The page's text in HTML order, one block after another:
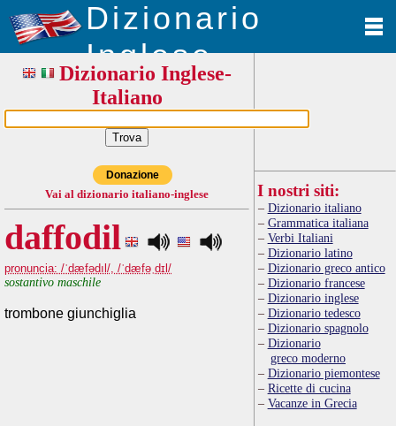
Dizionario
Inglese
Dizionario Inglese-
Italiano
Donazione
Vai al dizionario italiano-inglese
daffodil
pronuncia: /ˈdæfədıl/, /ˈdæfəˌdɪl/
sostantivo maschile
trombone giunchiglia
I nostri siti:
Dizionario italiano
Grammatica italiana
Verbi Italiani
Dizionario latino
Dizionario greco antico
Dizionario francese
Dizionario inglese
Dizionario tedesco
Dizionario spagnolo
Dizionario
greco moderno
Dizionario piemontese
Ricette di cucina
Vacanze in Grecia